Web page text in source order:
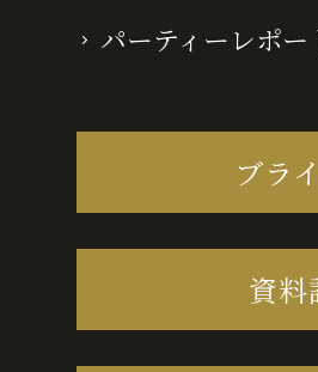
パーティーレポー
ブラ
資料